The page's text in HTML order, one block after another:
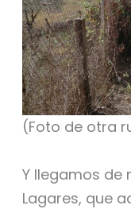
(Foto de otra
Y llegamos de
Lagares, que